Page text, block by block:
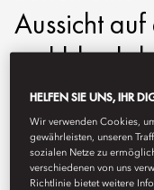
Aussicht
Interieurs
HELFEN SIE UNS, IHR
Wir verwenden Cookies,
gewährleisten, unseren
sozialen Netze zu
verschiedenen von uns
Richtlinie bietet weitere